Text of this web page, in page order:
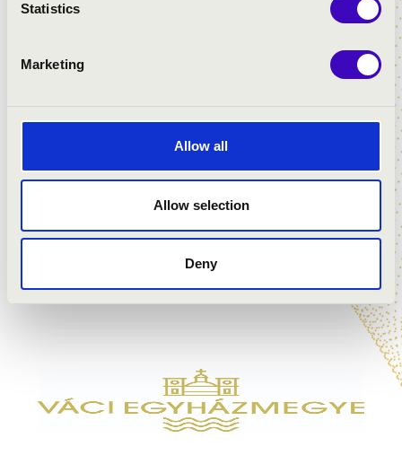
Statistics
Marketing
Allow all
Allow selection
Deny